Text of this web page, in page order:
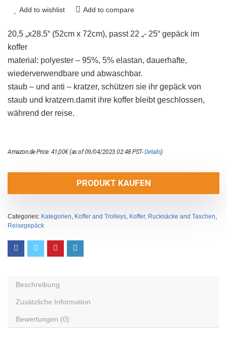
Add to wishlist Add to compare
20,5 „x28.5“ (52cm x 72cm), passt 22 „- 25“ gepäck im
koffer
material: polyester – 95%, 5% elastan, dauerhafte,
wiederverwendbare und abwaschbar.
staub – und anti – kratzer, schützen sie ihr gepäck von
staub und kratzern.damit ihre koffer bleibt geschlossen,
während der reise.
Amazon.de Price:41,00€(as of 09/04/2023 02:48 PST-Details)
PRODUKT KAUFEN
Categories: Kategorien, Koffer and Trolleys, Koffer, Rucksäcke and Taschen,
Reisegepäck
Beschreibung
Zusätzliche Information
Bewertungen (0)